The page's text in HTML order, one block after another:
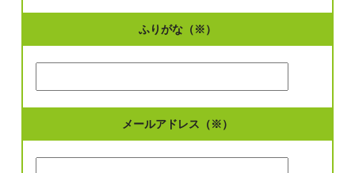
ふりがな（※）
メールアドレス（※）